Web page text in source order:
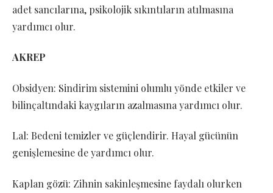
adet sancılarına, psikolojik sıkıntıların atılmasına
yardımcı olur.
AKREP
Obsidyen: Sindirim sistemini olumlu yönde etkiler ve
bilinçaltındaki kaygıların azalmasına yardımcı olur.
Lal: Bedeni temizler ve güçlendirir. Hayal gücünün
genişlemesine de yardımcı olur.
Kaplan gözü: Zihnin sakinleşmesine faydalı olurken